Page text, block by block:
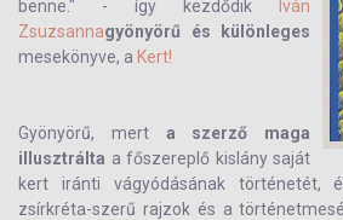
benne." - így kezdődik
Iván
Zsuzsannagyönyörű és különleges
mesekönyve, a Kert!
Gyönyörű, mert a szerző maga
illusztrálta a főszereplő kislány saját
kert iránti vágyódásának történetét,
zsírkréta-szerű rajzok és a